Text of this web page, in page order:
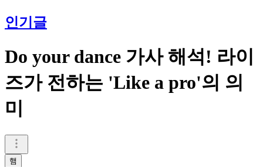
인기글
Do your dance 가사 해석! 라이
즈가 전하는 'Like a pro'의 의
미
햄